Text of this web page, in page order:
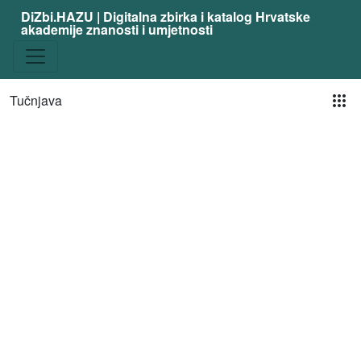
DiZbi.HAZU | Digitalna zbirka i katalog Hrvatske
akademije znanosti i umjetnosti
Tučnjava